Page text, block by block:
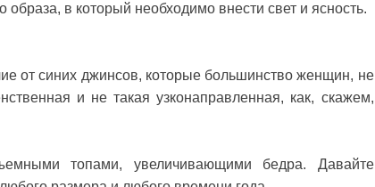
в который необходимо внести свет и ясность.
от синих джинсов, которые большинство женщин, не
и не такая узконаправленная, как, скажем,
топами, увеличивающими бедра. Давайте